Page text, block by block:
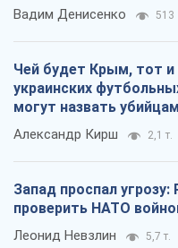
Вадим Денисенко 513
Чей будет Крым, тот и
украинских
могут назвать
Александр Кирш 2,1 т.
Запад проспал
проверить НАТО
Леонид Невзлин 5,7 т.